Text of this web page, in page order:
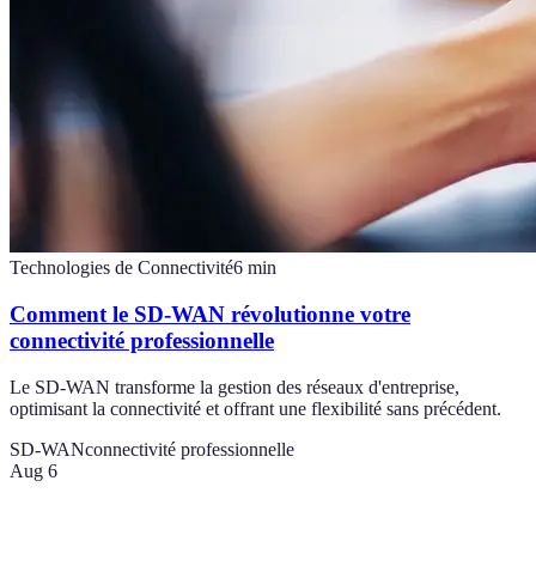
Technologies de Connectivité6 min
Comment le SD-WAN révolutionne votre
connectivité professionnelle
Le SD-WAN transforme la gestion des réseaux d'entreprise,
optimisant la connectivité et offrant une flexibilité sans précédent.
SD-WANconnectivité professionnelle
Aug 6